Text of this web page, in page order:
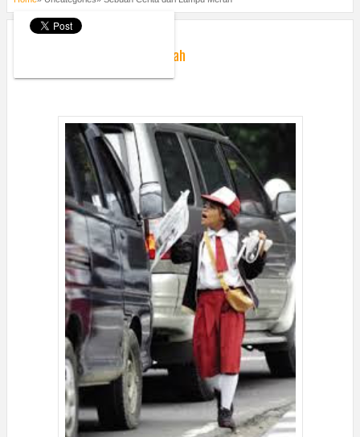
Saturday, October 8, 2022
Sebuah Cerita dari Lampu Merah